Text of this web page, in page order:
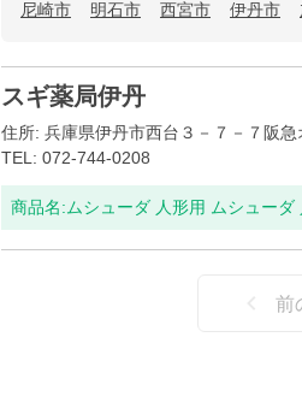
尼崎市
明石市 西宮市 伊丹市
スギ薬局伊丹
住所: 兵庫県伊丹市西台３－７－７阪急
TEL: 072-744-0208
商品名: ムシューダ 人形用 ムシューダ
前